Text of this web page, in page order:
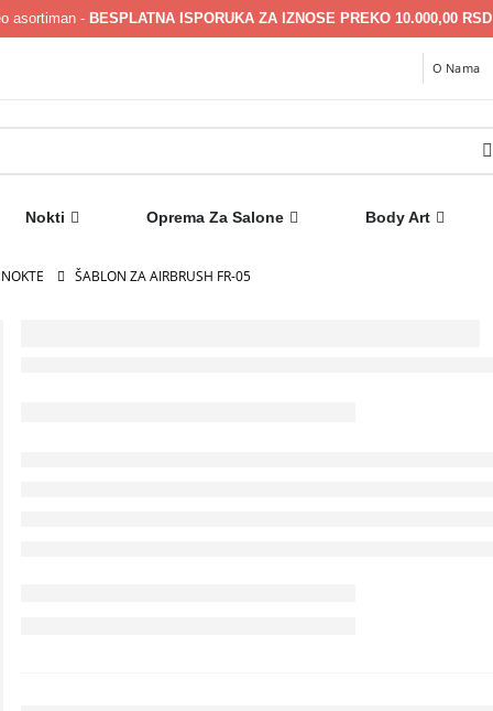
asortiman - BESPLATNA ISPORUKA ZA IZNOSE PREKO 10.000,00 RSD
O Nama
Nokti Oprema Za Salone Body Art
ŠABLON ZA AIRBRUSH FR-05